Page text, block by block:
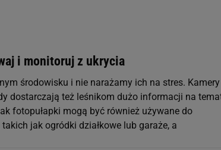
i monitoruj z ukrycia
środowisku i nie narażamy ich na stres.
dostarczają też leśnikom dużo informacji na
fotopułapki mogą być również używane do
jak ogródki działkowe lub garaże, a